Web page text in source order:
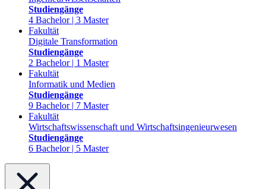
Studiengänge
4 Bachelor | 3 Master
Fakultät
Digitale Transformation
Studiengänge
2 Bachelor | 1 Master
Fakultät
Informatik und Medien
Studiengänge
9 Bachelor | 7 Master
Fakultät
Wirtschaftswissenschaft und Wirtschaftsingenieurwesen
Studiengänge
6 Bachelor | 5 Master